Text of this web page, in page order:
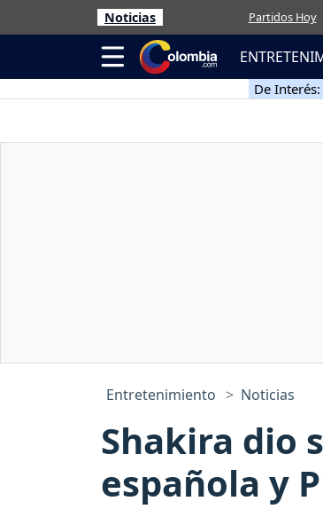
Noticias Partidos Hoy
De Interés:
Entretenimiento Noticias
Shakira dio
española y